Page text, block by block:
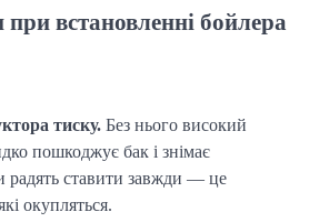
встановленні бойлера
тиску. Без нього високий
пошкоджує бак і знімає
радять ставити завжди — це
окупляться.